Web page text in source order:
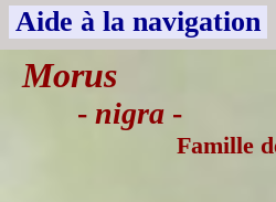
Aide à la navigation
Morus
- nigra -
Famille